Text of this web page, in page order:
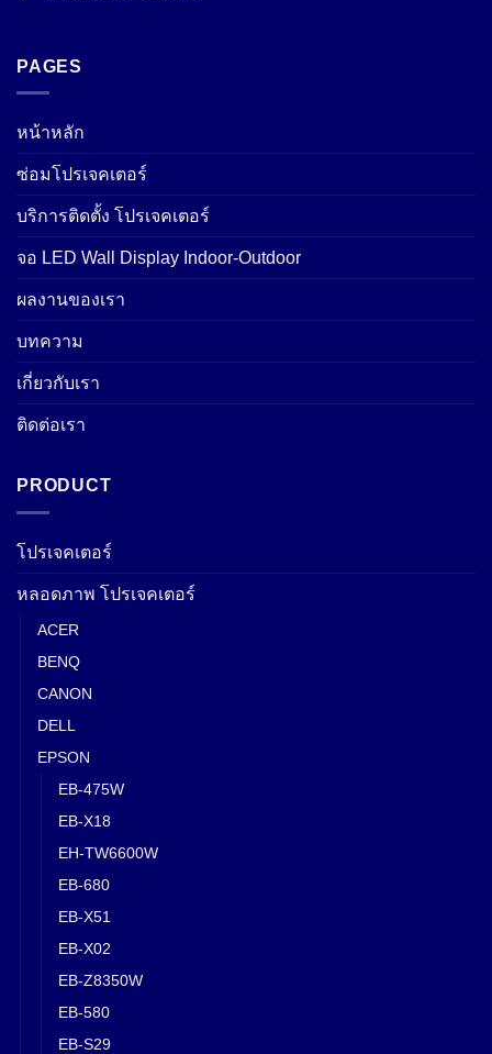
PAGES
หน้าหลัก
ซ่อมโปรเจคเตอร์
บริการติดตั้ง โปรเจคเตอร์
จอ LED Wall Display Indoor-Outdoor
ผลงานของเรา
บทความ
เกี่ยวกับเรา
ติดต่อเรา
PRODUCT
โปรเจคเตอร์
หลอดภาพ โปรเจคเตอร์
ACER
BENQ
CANON
DELL
EPSON
EB-475W
EB-X18
EH-TW6600W
EB-680
EB-X51
EB-X02
EB-Z8350W
EB-580
EB-S29